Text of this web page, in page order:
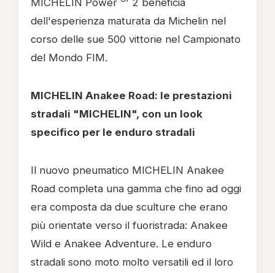
dell'esperienza maturata da Michelin nel
corso delle sue 500 vittorie nel Campionato
del Mondo FIM.
MICHELIN Anakee Road: le prestazioni
stradali "MICHELIN", con un look
specifico per le enduro stradali
Il nuovo pneumatico MICHELIN Anakee
Road completa una gamma che fino ad oggi
era composta da due sculture che erano
più orientate verso il fuoristrada: Anakee
Wild e Anakee Adventure. Le enduro
stradali sono moto molto versatili ed il loro